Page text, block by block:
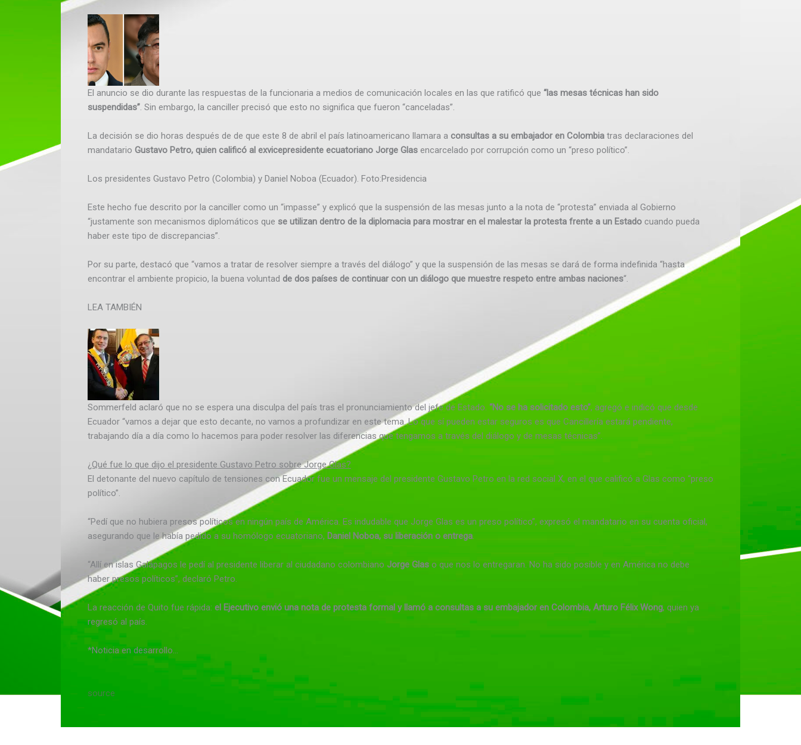
El anuncio se dio durante las respuestas de la funcionaria a medios de comunicación locales en las que ratificó que “las mesas técnicas han sido
suspendidas”. Sin embargo, la canciller precisó que esto no significa que fueron “canceladas”.
La decisión se dio horas después de de que este 8 de abril el país latinoamericano llamara a consultas a su embajador en Colombia tras declaraciones del
mandatario Gustavo Petro, quien calificó al exvicepresidente ecuatoriano Jorge Glas encarcelado por corrupción como un “preso político”.
Los presidentes Gustavo Petro (Colombia) y Daniel Noboa (Ecuador). Foto:Presidencia
Este hecho fue descrito por la canciller como un “impasse” y explicó que la suspensión de las mesas junto a la nota de “protesta” enviada al Gobierno
“justamente son mecanismos diplomáticos que se utilizan dentro de la diplomacia para mostrar en el malestar la protesta frente a un Estado cuando pueda
haber este tipo de discrepancias”.
Por su parte, destacó que “vamos a tratar de resolver siempre a través del diálogo” y que la suspensión de las mesas se dará de forma indefinida “hasta
encontrar el ambiente propicio, la buena voluntad de dos países de continuar con un diálogo que muestre respeto entre ambas naciones“.
LEA TAMBIÉN
Sommerfeld aclaró que no se espera una disculpa del país tras el pronunciamiento del jefe de Estado. “No se ha solicitado esto”, agregó e indicó que desde
Ecuador “vamos a dejar que esto decante, no vamos a profundizar en este tema. Lo que sí pueden estar seguros es que Cancillería estará pendiente,
trabajando día a día como lo hacemos para poder resolver las diferencias que tengamos a través del diálogo y de mesas técnicas”.
¿Qué fue lo que dijo el presidente Gustavo Petro sobre Jorge Glas?
El detonante del nuevo capítulo de tensiones con Ecuador fue un mensaje del presidente Gustavo Petro en la red social X, en el que calificó a Glas como “preso
político”.
“Pedí que no hubiera presos políticos en ningún país de América. Es indudable que Jorge Glas es un preso político”, expresó el mandatario en su cuenta oficial,
asegurando que le había pedido a su homólogo ecuatoriano, Daniel Noboa, su liberación o entrega.
“Allí en islas Galápagos le pedí al presidente liberar al ciudadano colombiano Jorge Glas o que nos lo entregaran. No ha sido posible y en América no debe
haber presos políticos”, declaró Petro.
La reacción de Quito fue rápida: el Ejecutivo envió una nota de protesta formal y llamó a consultas a su embajador en Colombia, Arturo Félix Wong, quien ya
regresó al país.
*Noticia en desarrollo…
source